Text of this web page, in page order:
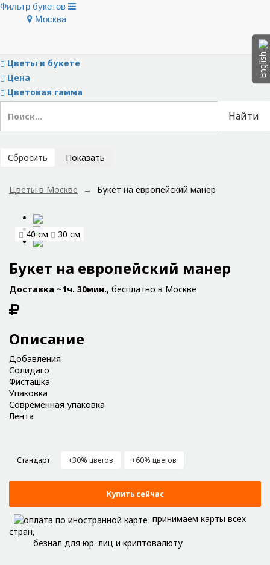
Фильтр букетов
Москва
Цветы в букете
Цена
Цветовая гамма
Найти
Сбросить Показать
Цветы в Москве Букет на европейский манер
40 см 30 см
Букет на европейский манер
Доставка ~1ч. 30мин., бесплатно в Москве
Описание
Добавления
Солидаго
Фисташка
Упаковка
Современная упаковка
Лента
Стандарт +30% цветов +60% цветов
Купить сейчас
принимаем карты всех
стран,
безнал для юр. лиц и криптовалюту
English